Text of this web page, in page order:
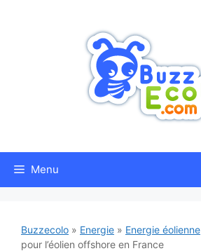
Menu
Buzzecolo » Energie » Energie éolienne
pour l’éolien offshore en France